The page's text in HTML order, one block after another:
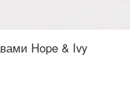
Hope & Ivy